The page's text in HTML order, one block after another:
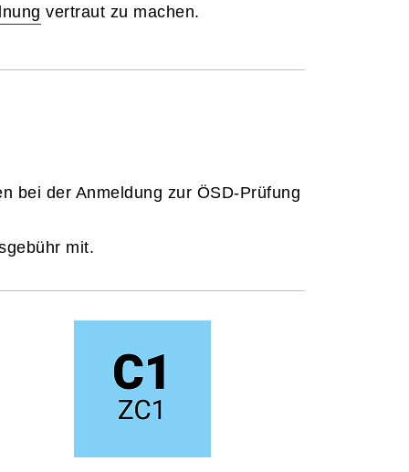
vertraut zu machen.
bei der Anmeldung zur ÖSD-Prüfung
mit.